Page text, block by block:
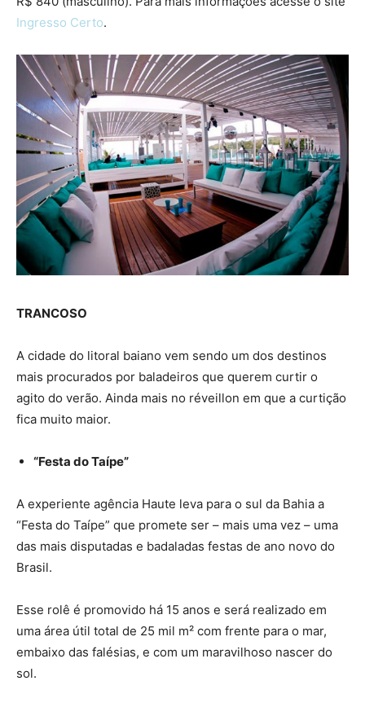
Ingresso Certo.
TRANCOSO
A cidade do litoral baiano vem sendo um dos destinos
mais procurados por baladeiros que querem curtir o
agito do verão. Ainda mais no réveillon em que a curtição
fica muito maior.
“Festa do Taípe”
A experiente agência Haute leva para o sul da Bahia a
“Festa do Taípe” que promete ser – mais uma vez – uma
das mais disputadas e badaladas festas de ano novo do
Brasil.
Esse rolê é promovido há 15 anos e será realizado em
uma área útil total de 25 mil m² com frente para o mar,
embaixo das falésias, e com um maravilhoso nascer do
sol.